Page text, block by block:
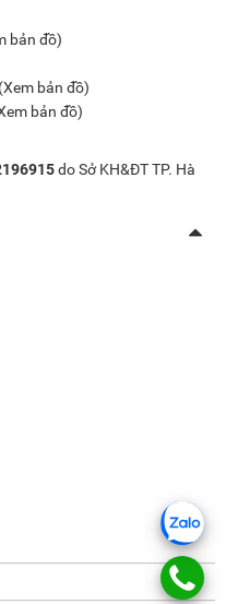
bản đồ)
Xem bản đồ)
bản đồ)
do Sở KH&ĐT TP. Hà